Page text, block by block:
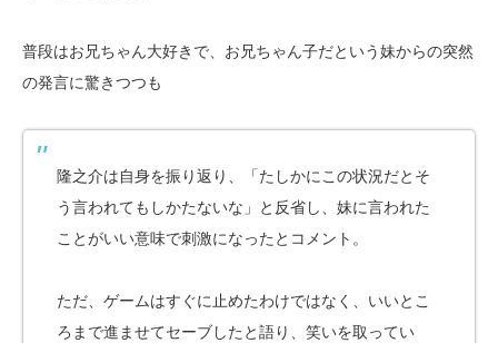
普段はお兄ちゃん大好きで、お兄ちゃん子だという妹からの突然
の発言に驚きつつも
隆之介は自身を振り返り、「たしかにこの状況だとそ
う言われてもしかたないな」と反省し、妹に言われた
ことがいい意味で刺激になったとコメント。
ただ、ゲームはすぐに止めたわけではなく、いいとこ
ろまで進ませてセーブしたと語り、笑いを取ってい